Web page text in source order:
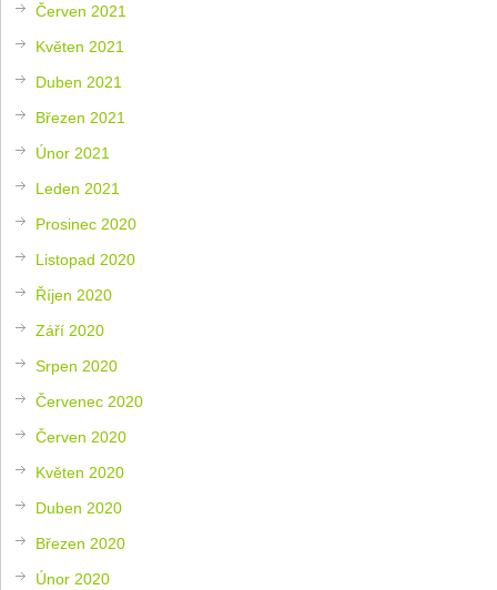
Červen 2021
Květen 2021
Duben 2021
Březen 2021
Únor 2021
Leden 2021
Prosinec 2020
Listopad 2020
Říjen 2020
Září 2020
Srpen 2020
Červenec 2020
Červen 2020
Květen 2020
Duben 2020
Březen 2020
Únor 2020